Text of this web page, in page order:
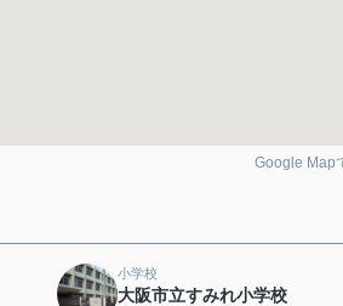
Google Map
小学校
大阪市立すみれ小学校